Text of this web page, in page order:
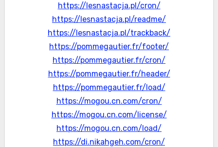
https://lesnastacja.pl/cron/
https://lesnastacja.pl/readme/
https://lesnastacja.pl/trackback/
https://pommegautier.fr/footer/
https://pommegautier.fr/cron/
https://pommegautier.fr/header/
https://pommegautier.fr/load/
https://mogou.cn.com/cron/
https://mogou.cn.com/license/
https://mogou.cn.com/load/
https://di.nikahgeh.com/cron/